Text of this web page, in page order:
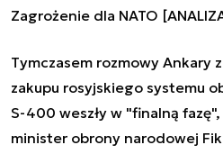
Zagrożenie dla NATO
Tymczasem rozmowy Ankary
zakupu rosyjskiego systemu
S-400 weszły w "finalną
minister obrony narodowej